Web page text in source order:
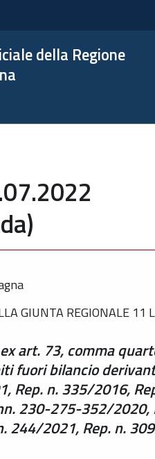
della Regione
GIUNTA REGIONALE 11
art. 73, comma
fuori bilancio
Rep. n. 335/2016,
230-275-352/2020,
244/2021, Rep. n.